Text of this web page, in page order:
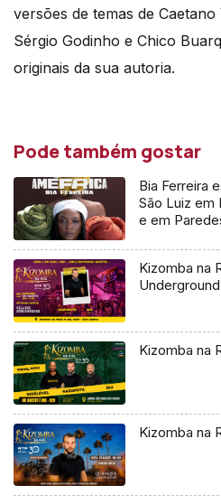
versões de temas de
Sérgio Godinho e Chico
originais da sua autoria.
Pode também gostar
Bia Ferreira
São Luiz em
e em
Kizomba na
Underground
Kizomba na
Kizomba na